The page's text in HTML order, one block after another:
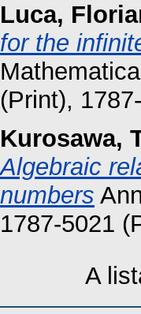
Luca,
for the
(Print),
Kurosawa,
Algebraic
numbers
1787-5021
A